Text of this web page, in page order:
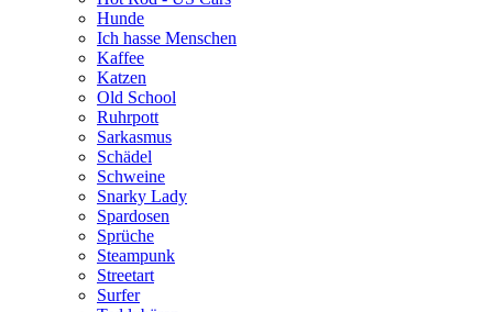
Hunde
Ich hasse Menschen
Kaffee
Katzen
Old School
Ruhrpott
Sarkasmus
Schädel
Schweine
Snarky Lady
Spardosen
Sprüche
Steampunk
Streetart
Surfer